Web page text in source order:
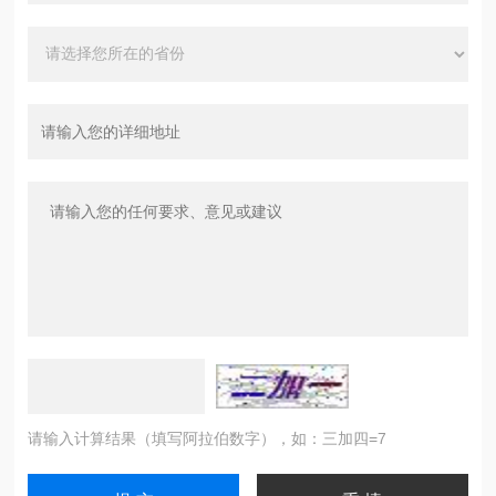
请输入计算结果（填写阿拉伯数字），如：三加四=7